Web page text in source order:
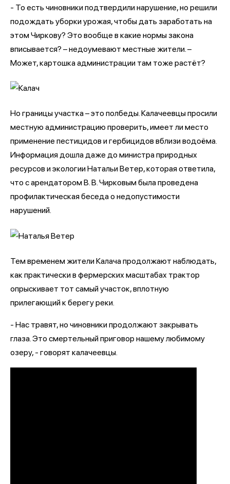
- То есть чиновники подтвердили нарушение, но решили
подождать уборки урожая, чтобы дать заработать на
этом Чиркову? Это вообще в какие нормы закона
вписывается? – недоумевают местные жители. –
Может, картошка администрации там тоже растёт?
Но границы участка – это полбеды. Калачеевцы просили
местную администрацию проверить, имеет ли место
применение пестицидов и гербицидов вблизи водоёма.
Информация дошла даже до министра природных
ресурсов и экологии Натальи Ветер, которая ответила,
что с арендатором В. В. Чирковым была проведена
профилактическая беседа о недопустимости
нарушений.
Тем временем жители Калача продолжают наблюдать,
как практически в фермерских масштабах трактор
опрыскивает тот самый участок, вплотную
прилегающий к берегу реки.
- Нас травят, но чиновники продолжают закрывать
глаза. Это смертельный приговор нашему любимому
озеру, - говорят калачеевцы.